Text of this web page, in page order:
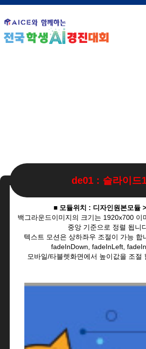
de01 : 슬라이드
■ 모듈위치 : 디자인원본모듈
백그라운드이미지의 크기는 1920x700 이
중앙 기준으로 정렬 됩니
텍스트 모션은 상하좌우 조절이 가능 합
fadeInDown, fadeInLeft,
모바일/타블렛화면에서 높이값을 조절
Previous